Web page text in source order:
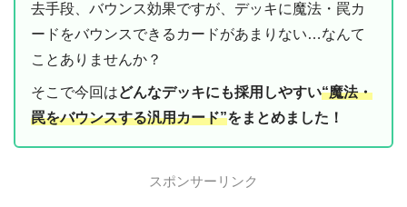
去手段、バウンス効果ですが、デッキに魔法・罠カ
ードをバウンスできるカードがあまりない…なんて
ことありませんか？
そこで今回はどんなデッキにも採用しやすい“魔法・
罠をバウンスする汎用カード”をまとめました！
スポンサーリンク